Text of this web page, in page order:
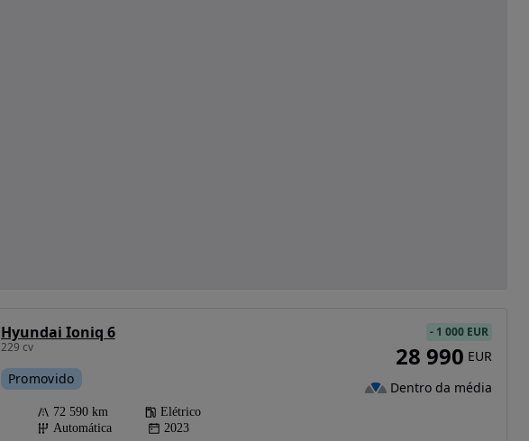
Hyundai Ioniq 6
229 cv
Promovido
72 590 km
Elétrico
Automática
2023
- 1 000 EUR
28 990 EUR
Dentro da média